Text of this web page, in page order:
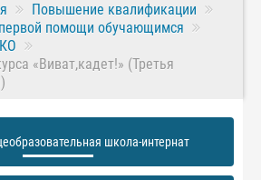
Повышение квалификации
помощи обучающимся
«Виват,кадет!» (Третья
школа-интернат